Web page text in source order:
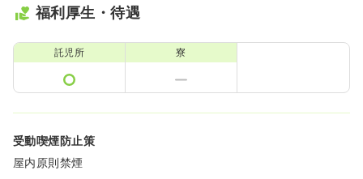
福利厚生・待遇
託児所 寮
受動喫煙防止策
屋内原則禁煙